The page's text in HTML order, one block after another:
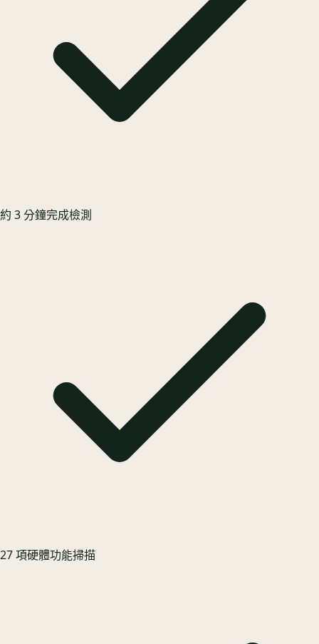
約 3 分鐘完成檢測
27 項硬體功能掃描